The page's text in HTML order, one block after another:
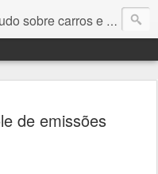
sobre carros e motores
de emissões